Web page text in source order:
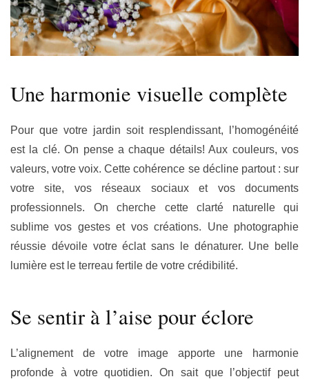
Une harmonie visuelle complète
Pour que votre jardin soit resplendissant, l’homogénéité
est la clé. On pense a chaque détails! Aux couleurs, vos
valeurs, votre voix. Cette cohérence se décline partout : sur
votre site, vos réseaux sociaux et vos documents
professionnels. On cherche cette clarté naturelle qui
sublime vos gestes et vos créations. Une photographie
réussie dévoile votre éclat sans le dénaturer. Une belle
lumière est le terreau fertile de votre crédibilité.
Se sentir à l’aise pour éclore
L’alignement de votre image apporte une harmonie
profonde à votre quotidien. On sait que l’objectif peut